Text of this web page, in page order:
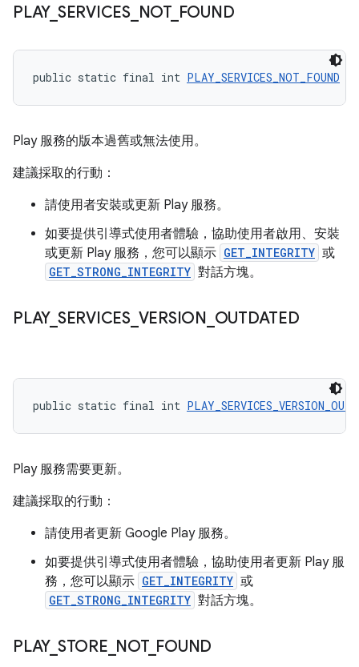
PLAY_ SERVICES_ NOT_ FOUND
public static final int PLAY_SERVICES_NOT_FOUND
Play 服務的版本過舊或無法使用。
建議採取的行動：
請使用者安裝或更新 Play 服務。
如要提供引導式使用者體驗，協助使用者啟用、安裝
或更新 Play 服務，您可以顯示 GET_INTEGRITY 或
GET_STRONG_INTEGRITY 對話方塊。
PLAY_ SERVICES_ VERSION OUTDATED
public static final int
Play 服務需要更新。
建議採取的行動：
請使用者更新 Google Play 服務。
如要提供引導式使用者體驗，協助使用者更新 Play 服
務，您可以顯示 GET_INTEGRITY 或
GET_STRONG_INTEGRITY 對話方塊。
PLAY_ STORE NOT_ FOUND